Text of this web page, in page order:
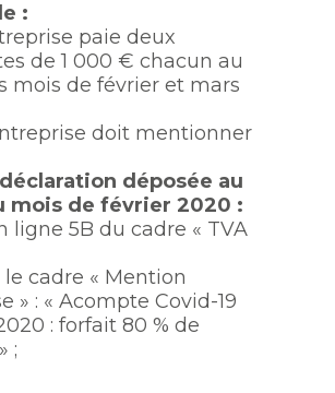
:
paie deux
de 1 000 € chacun au
mois de février et mars
doit mentionner
déposée au
mois de février 2020 :
ligne 5B du cadre « TVA
cadre « Mention
» : « Acompte Covid-19
: forfait 80 % de
;